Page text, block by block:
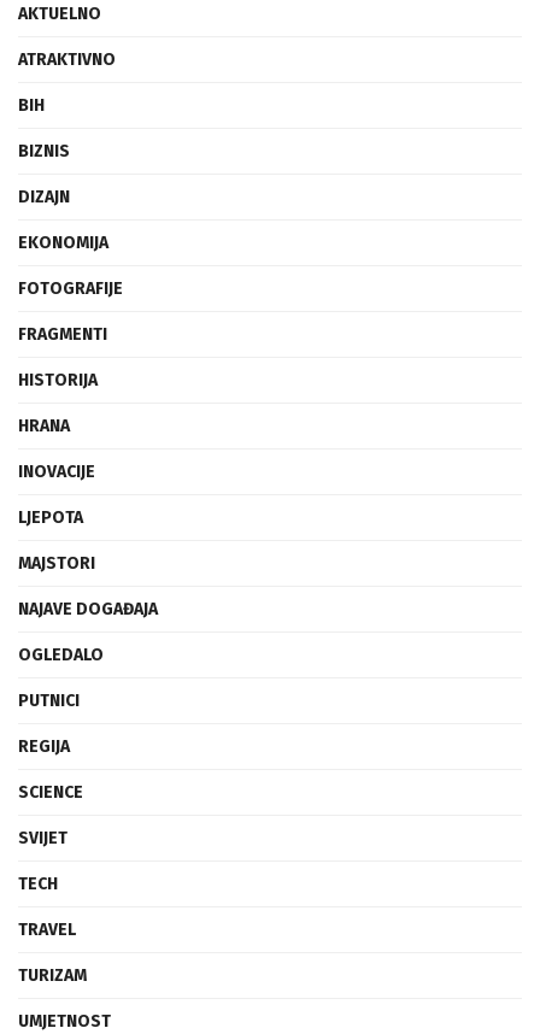
AKTUELNO
ATRAKTIVNO
BIH
BIZNIS
DIZAJN
EKONOMIJA
FOTOGRAFIJE
FRAGMENTI
HISTORIJA
HRANA
INOVACIJE
LJEPOTA
MAJSTORI
NAJAVE DOGAĐAJA
OGLEDALO
PUTNICI
REGIJA
SCIENCE
SVIJET
TECH
TRAVEL
TURIZAM
UMJETNOST